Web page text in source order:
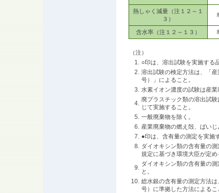
熱しゃく減量（注１２～１
３）
含水率（注１２～１３）
（注）
1. ○印は、溶出試験を実施する
2. 溶出試験の検定方法は、「
号）」によること。
3. 水素イオン濃度の試験は産
4.
廃プラスチック類の溶出試
じて実施すること。
5. 一般廃棄物を除く。
6. 産業廃棄物の燃え殻、ばい
7. ●印は、含有量の測定を実施
8. ダイオキシン類の含有量の
規定に基づき環境大臣が定
9.
ダイオキシン類の含有量の
と。
10. 総水銀の含有量の測定方法
号）に準拠した方法によるこ